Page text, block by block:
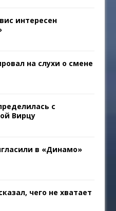
интересен
на слухи о смене
с
Вирцу
в «Динамо»
чего не хватает